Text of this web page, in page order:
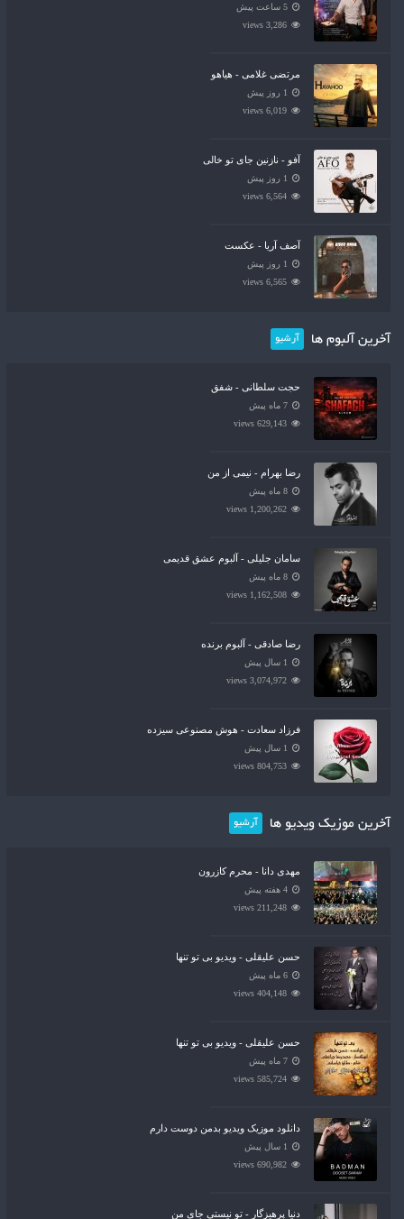
5 ساعت پیش
3,286 views
مرتضی غلامی - هیاهو
1 روز پیش
6,019 views
آفو - نازنین جای تو خالی
1 روز پیش
6,564 views
آصف آریا - عکست
1 روز پیش
6,565 views
آخرین آلبوم ها آرشیو
حجت سلطانی - شفق
7 ماه پیش
629,143 views
رضا بهرام - نیمی از من
8 ماه پیش
1,200,262 views
سامان جلیلی - آلبوم عشق قدیمی
8 ماه پیش
1,162,508 views
رضا صادقی - آلبوم برنده
1 سال پیش
3,074,972 views
فرزاد سعادت - هوش مصنوعی سیزده
1 سال پیش
804,753 views
آخرین موزیک ویدیو ها آرشیو
مهدی دانا - محرم کازرون
4 هفته پیش
211,248 views
حسن علیقلی - ویدیو بی تو تنها
6 ماه پیش
404,148 views
حسن علیقلی - ویدیو بی تو تنها
7 ماه پیش
585,724 views
دانلود موزیک ویدیو بدمن دوست دارم
1 سال پیش
690,982 views
دنیا پرهیزگار - تو نیستی جای من